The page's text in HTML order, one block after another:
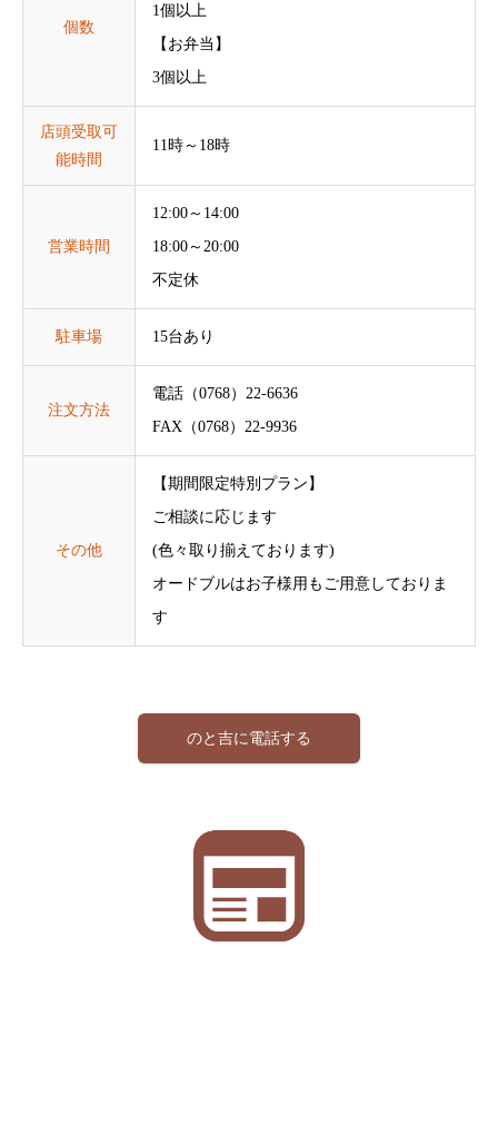
個数
1個以上
【お弁当】
3個以上
店頭受取可
能時間
11時～18時
営業時間
12:00～14:00
18:00～20:00
不定休
駐車場 15台あり
注文方法
電話（0768）22-6636
FAX（0768）22-9936
その他
【期間限定特別プラン】
ご相談に応じます
(色々取り揃えております)
オードブルはお子様用もご用意しておりま
す
のと吉に電話する